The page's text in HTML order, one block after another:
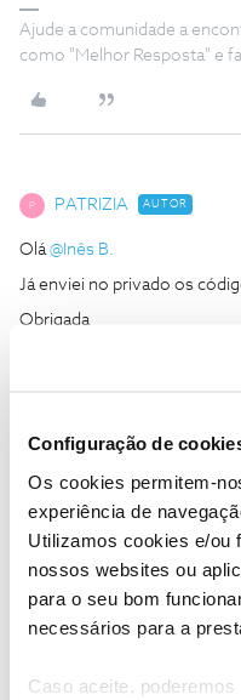
Configuração de
Os cookies permitem-
experiência de
Utilizamos cookies e/ou
nossos websites ou
para o seu bom
necessários para a
Caso aceite,
Ajude a comunidade a
como "Melhor Resposta" e
P PATRIZIA AUTOR
Olá@Inês B.
Já enviei no privado os
Obrigada
@PATRIZIA,
Vamos responder à sua
Obrigada